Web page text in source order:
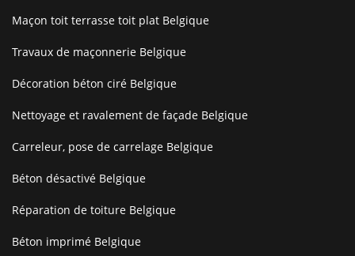
Maçon toit terrasse toit plat Belgique
Travaux de maçonnerie Belgique
Décoration béton ciré Belgique
Nettoyage et ravalement de façade Belgique
Carreleur, pose de carrelage Belgique
Béton désactivé Belgique
Réparation de toiture Belgique
Béton imprimé Belgique